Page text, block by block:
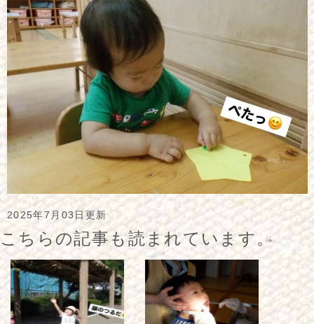
2025年7月03日更新
こちらの記事も読まれています。